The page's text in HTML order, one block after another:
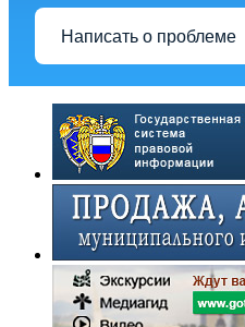
Написать о проблеме